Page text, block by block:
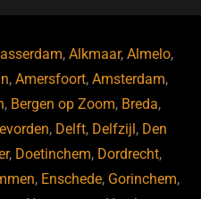
,Alkmaar,Almelo,
,Amersfoort,Amsterdam,
, Bergen op Zoom, Breda,
, Delft, Delfzijl, Den
, Doetinchem, Dordrecht,
, Enschede, Gorinchem,